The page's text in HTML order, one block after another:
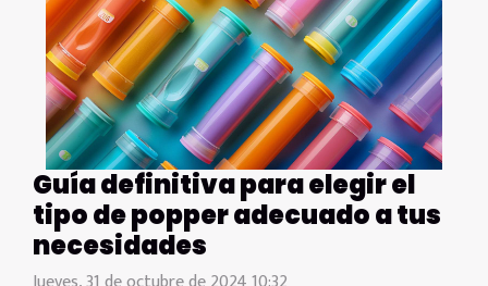
Guía definitiva para elegir el
tipo de popper adecuado a tus
necesidades